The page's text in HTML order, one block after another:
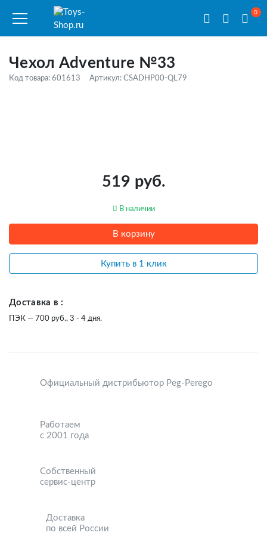
0
Чехол Adventure №33
Код товара: 601613 Артикул: CSADHP00-QL79
519 руб.
В наличии
В корзину
Купить в 1 клик
Доставка в :
ПЭК — 700 руб., 3 - 4 дня.
Официальный дистрибьютор Peg-Perego
Работаем
с 2001 года
Собственный
сервис-центр
Доставка
по всей России